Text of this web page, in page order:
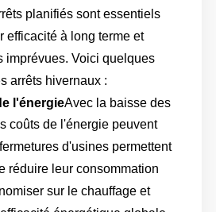
planifiés sont essentiels
efficacité à long terme et
imprévues. Voici quelques
arrêts hivernaux :
l'énergieAvec la baisse des
coûts de l'énergie peuvent
d'usines permettent
réduire leur consommation
sur le chauffage et